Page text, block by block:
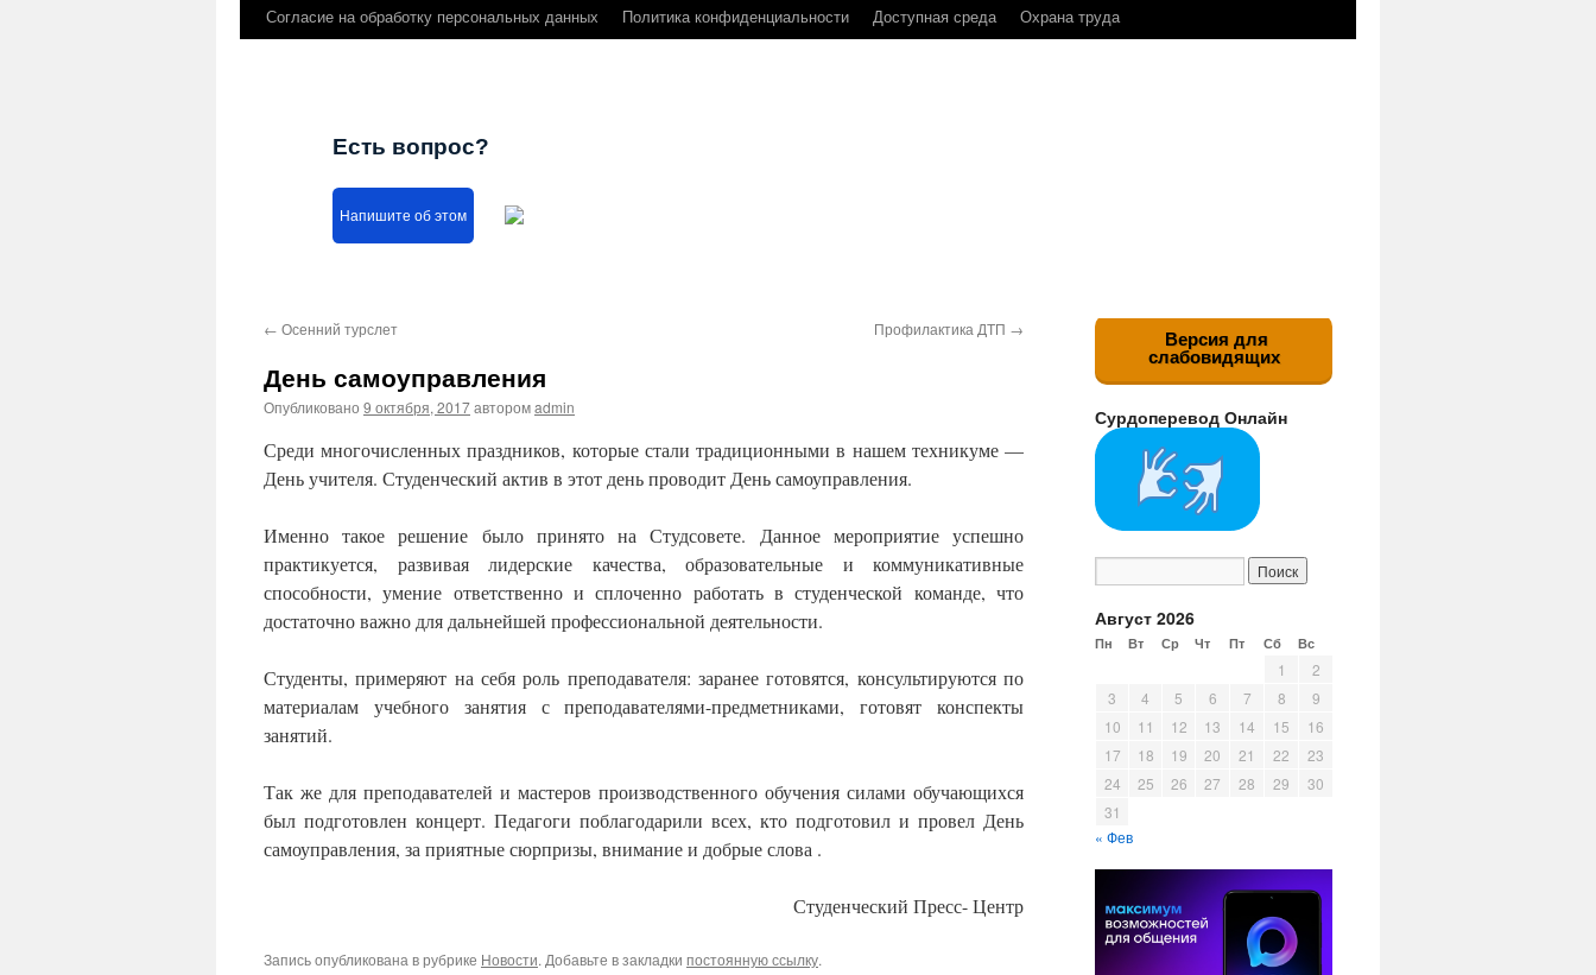
Согласие на обработку персональных данных
Политика конфиденциальности Доступная среда Охрана труда
Есть вопрос?
Напишите об этом
← Осенний турслет Профилактика ДТП →
День самоуправления
Опубликовано 9 октября, 2017авторомadmin
Среди многочисленных праздников, которые стали традиционными в нашем техникуме —
День учителя. Студенческий актив в этот день проводит День самоуправления.
Именно такое решение было принято на Студсовете. Данное мероприятие успешно
практикуется, развивая лидерские качества, образовательные и коммуникативные
способности, умение ответственно и сплоченно работать в студенческой команде, что
достаточно важно для дальнейшей профессиональной деятельности.
Студенты, примеряют на себя роль преподавателя: заранее готовятся, консультируются по
материалам учебного занятия с преподавателями-предметниками, готовят конспекты
занятий.
Так же для преподавателей и мастеров производственного обучения силами обучающихся
был подготовлен концерт. Педагоги поблагодарили всех, кто подготовил и провел День
самоуправления, за приятные сюрпризы, внимание и добрые слова .
Студенческий Пресс- Центр
Запись опубликована в рубрике Новости. Добавьте в закладки постоянную ссылку.
Версия для
слабовидящих
Сурдоперевод Онлайн
Август 2026
Пн Вт Ср Чт Пт Сб Вс
1
2
3
4 5 6 7 8
9
10
11 12 13 14 15
16
17
18 19 20 21 22
23
24
25 26 27 28 29
30
31
« Фев